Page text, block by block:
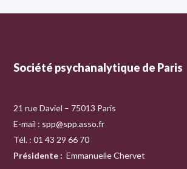
Société psychanalytique de Paris
21 rue Daviel – 75013 Paris
E-mail : spp@spp.asso.fr
Tél. : 01 43 29 66 70
Présidente : Emmanuelle Chervet